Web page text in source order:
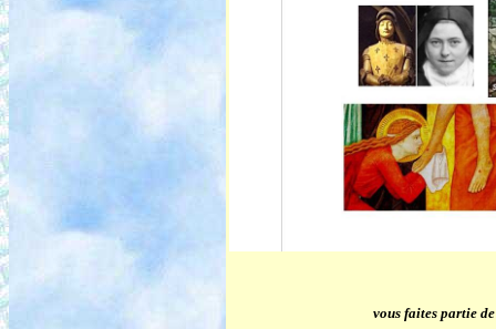
vous faites partie